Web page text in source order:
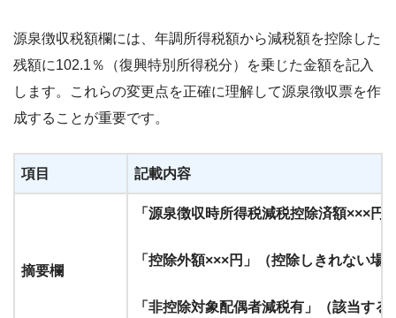
源泉徴収税額欄には、年調所得税額から減税額を控除した
残額に102.1％（復興特別所得税分）を乗じた金額を記入
します。これらの変更点を正確に理解して源泉徴収票を作
成することが重要です。
項目 記載内容
摘要欄
「源泉徴収時所得税減税控除済額×××円
「控除外額×××円」（控除しきれない場
「非控除対象配偶者減税有」（該当する